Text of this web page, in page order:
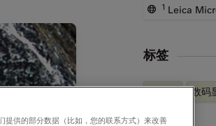
1 Leica
标签
法医学 数码
供的部分数据（比如，您的联系方式）来改善